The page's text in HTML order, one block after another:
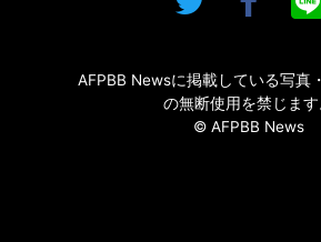
AFPBB Newsに掲載している写真
の無断使用を禁じます
© AFPBB News